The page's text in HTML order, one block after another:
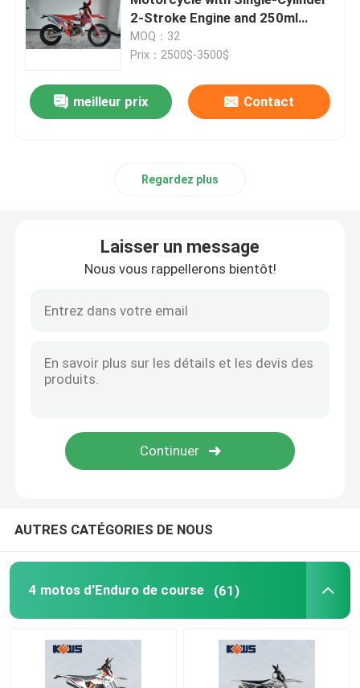
Vélos de saleté d'Enduro
Motocross à quatre temps
2-Stroke Engine and 250ml
Displacement
MOQ：32
Prix：2500$-3500$
meilleur prix Contact
Regardez plus
Laisser un message
Nous vous rappellerons bientôt!
AUTRES CATÉGORIES DE NOUS
4 motos d'Enduro de course (61)